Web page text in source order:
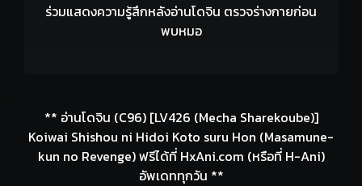
ร่วมแสดงความรู้สึกหลังอ่านโดจิน ตรวจร่างกายก่อน
พบหมอ
** อ่านโดจิน (C96) [LV426 (Mecha Sharekoube)]
Koiwai Shishou ni Hidoi Koto suru Hon (Masamune-
kun no Revenge) ฟรีได้ที่ HxAni.com (หรือที่ H-Ani)
อัพเดททุกวัน **